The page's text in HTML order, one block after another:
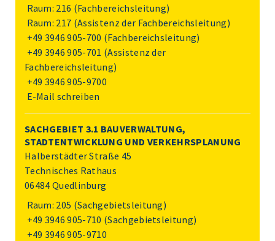
Raum: 216 (Fachbereichsleitung)
Raum: 217 (Assistenz der Fachbereichsleitung)
+49 3946 905-700 (Fachbereichsleitung)
+49 3946 905-701 (Assistenz der
Fachbereichsleitung)
+49 3946 905-9700
E-Mail schreiben
SACHGEBIET 3.1 BAUVERWALTUNG,
STADTENTWICKLUNG UND VERKEHRSPLANUNG
Halberstädter Straße 45
Technisches Rathaus
06484 Quedlinburg
Raum: 205 (Sachgebietsleitung)
+49 3946 905-710 (Sachgebietsleitung)
+49 3946 905-9710